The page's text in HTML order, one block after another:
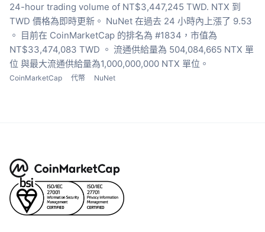
24-hour trading volume of NT$3,447,245 TWD. NTX 到
TWD 價格為即時更新。 NuNet 在過去 24 小時內上漲了 9.53
。 目前在 CoinMarketCap 的排名為 #1834，市值為
NT$33,474,083 TWD 。 流通供給量為 504,084,665 NTX 單
位 與最大流通供給量為1,000,000,000 NTX 單位。
CoinMarketCap 代幣 NuNet